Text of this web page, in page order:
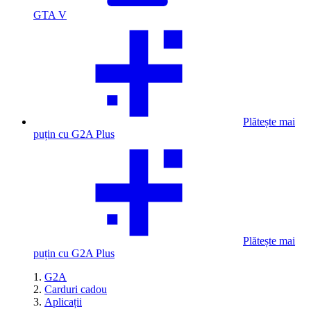
GTA V
Plătește mai
puțin cu G2A Plus
Plătește mai
puțin cu G2A Plus
G2A
Carduri cadou
Aplicații